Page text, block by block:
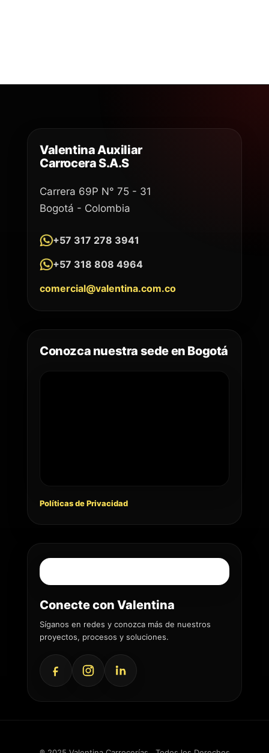
Valentina Auxiliar
Carrocera S.A.S
Carrera 69P N° 75 - 31
Bogotá - Colombia
+57 317 278 3941
+57 318 808 4964
comercial@valentina.com.co
Conozca nuestra sede en Bogotá
Políticas de Privacidad
Conecte con Valentina
Síganos en redes y conozca más de nuestros
proyectos, procesos y soluciones.